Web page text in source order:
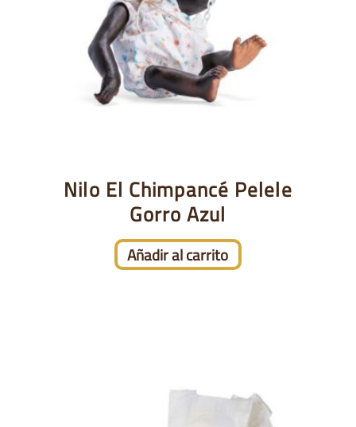
Nilo El Chimpancé Pelele
Gorro Azul
Añadir al carrito